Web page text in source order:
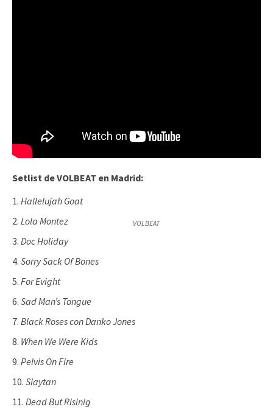
Setlist de VOLBEAT en Madrid:
VOLBEAT
Hallelujah Goat
Lola Montez
Doc Holiday
Sorry Sack Of Bones
For Evight
Sad Man’s Tongue
Black Roses con Danko Jones
When We Were Kids
Pelvis On Fire
Slaytan
Dead But Risinig